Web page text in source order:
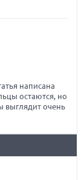
написана
остаются, но
выглядит очень